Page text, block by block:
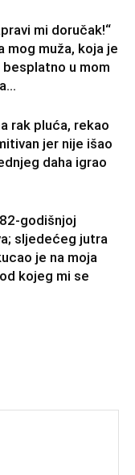
mi doručak!“
mog muža, koja je
u mom
rak pluća, rekao
jer nije išao
daha igrao
godišnjoj
sljedećeg jutra
je na moja
kojeg mi se